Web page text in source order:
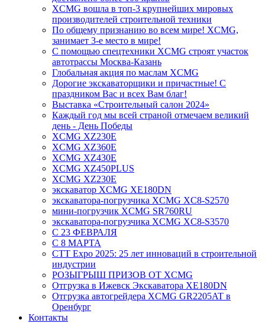
XCMG вошла в топ-3 крупнейших мировых
производителей строительной техники
По общему признанию во всем мире! XCMG,
занимает 3-е место в мире!
С помощью спецтехники XCMG строят участок
автотрассы Москва-Казань
Глобальная акция по маслам XCMG
Дорогие экскаваторщики и причастные! С
праздником Вас и всех Вам благ!
Выставка «Строительный салон 2024»
Каждый год мы всей страной отмечаем великий
день - День Победы
XCMG XZ230E
XCMG XZ360E
XCMG XZ430E
XCMG XZ450PLUS
XCMG XZ230E
экскаватор XCMG XE180DN
экскаватора-погрузчика XCMG XC8-S2570
мини-погрузчик XCMG SR760RU
экскаватора-погрузчика XCMG XC8-S3570
С 23 ФЕВРАЛЯ
С 8 МАРТА
CTT Expo 2025: 25 лет инноваций в строительной
индустрии
РОЗЫГРЫШ ПРИЗОВ ОТ XCMG
Отгрузка в Ижевск Экскаватора XE180DN
Отгрузка автогрейдера XCMG GR2205AT в
Оренбург
Контакты